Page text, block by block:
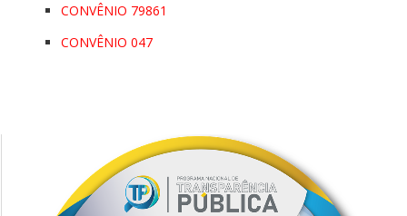
CONVÊNIO 79861
CONVÊNIO 047